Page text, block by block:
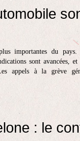
importantes du pays.
sont avancées,
appels à la grève
: le